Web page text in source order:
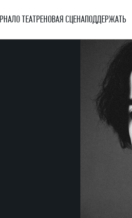
О ТЕАТРЕНОВАЯ СЦЕНАПОДДЕРЖАТЬ